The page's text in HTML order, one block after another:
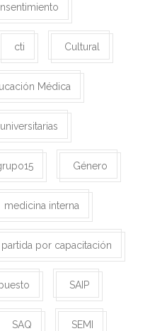
cti Cultural
Médica
Género
medicina interna
partida por capacitación
SAIP
SAQ SEMI